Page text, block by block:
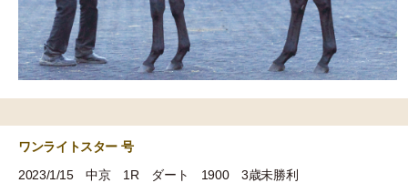
ワンライトスター 号
2023/1/15 中京 1R ダート 1900 3歳未勝利